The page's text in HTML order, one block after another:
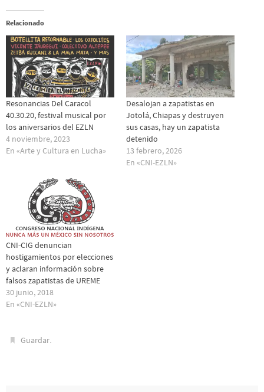
Relacionado
Resonancias Del Caracol
40.30.20, festival musical por
los aniversarios del EZLN
4 noviembre, 2023
En «Arte y Cultura en Lucha»
Desalojan a zapatistas en
Jotolá, Chiapas y destruyen
sus casas, hay un zapatista
detenido
13 febrero, 2026
En «CNI-EZLN»
CNI-CIG denuncian
hostigamientos por elecciones
y aclaran información sobre
falsos zapatistas de UREME
30 junio, 2018
En «CNI-EZLN»
Guardar.